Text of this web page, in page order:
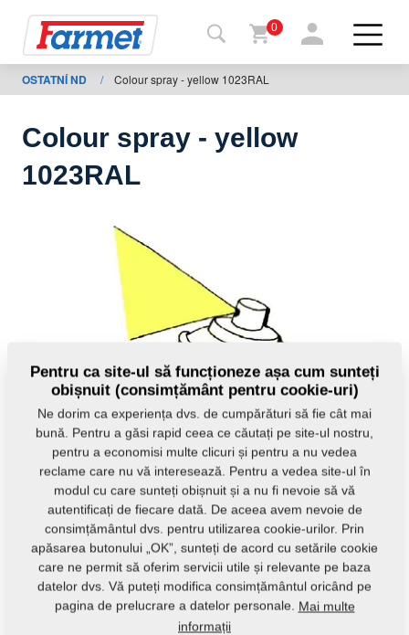
Înapoi
la
shop
0
OSTATNÍ ND / Colour spray - yellow 1023RAL
Colour spray - yellow
1023RAL
Pentru ca site-ul să funcționeze așa cum sunteți
obișnuit (consimțământ pentru cookie-uri)
Ne dorim ca experiența dvs. de cumpărături să fie cât mai
bună. Pentru a găsi rapid ceea ce căutați pe site-ul nostru,
pentru a economisi multe clicuri și pentru a nu vedea
reclame care nu vă interesează. Pentru a vedea site-ul în
modul cu care sunteți obișnuit și a nu fi nevoie să vă
autentificați de fiecare dată. De aceea avem nevoie de
consimțământul dvs. pentru utilizarea cookie-urilor. Prin
apăsarea butonului „OK”, sunteți de acord cu setările cookie
care ne permit să oferim servicii utile și relevante pe baza
datelor dvs. Vă puteți modifica consimțământul oricând pe
pagina de prelucrare a datelor personale. Mai multe
informații